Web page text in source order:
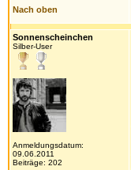
Nach oben
Sonnenscheinchen
Silber-User
Anmeldungsdatum:
09.06.2011
Beiträge: 202